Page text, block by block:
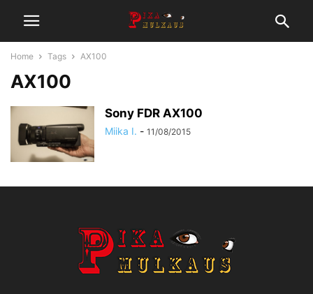
Home Tags AX100
AX100
Sony FDR AX100
Miika I. - 11/08/2015